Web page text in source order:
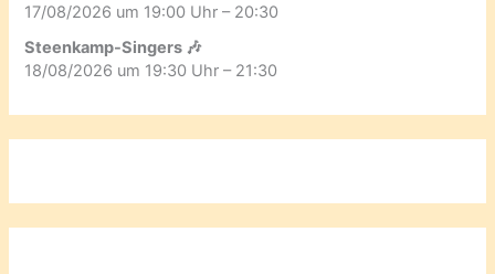
17/08/2026 um 19:00 Uhr – 20:30
Steenkamp-Singers 🎶
18/08/2026 um 19:30 Uhr – 21:30